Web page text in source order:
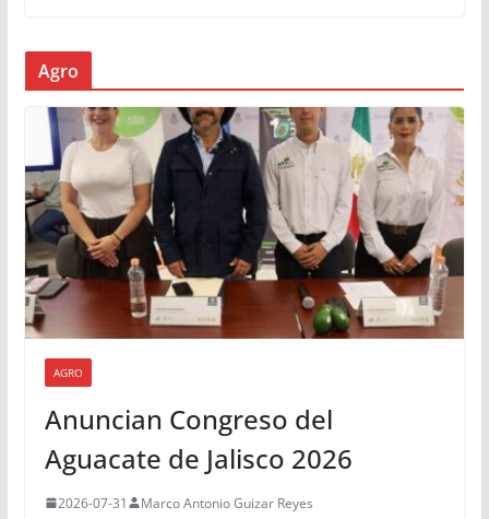
Agro
AGRO
Anuncian Congreso del
Aguacate de Jalisco 2026
2026-07-31 Marco Antonio Guizar Reyes